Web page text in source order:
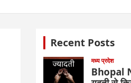
Recent Posts
मध्य प्रदेश
Bhopal